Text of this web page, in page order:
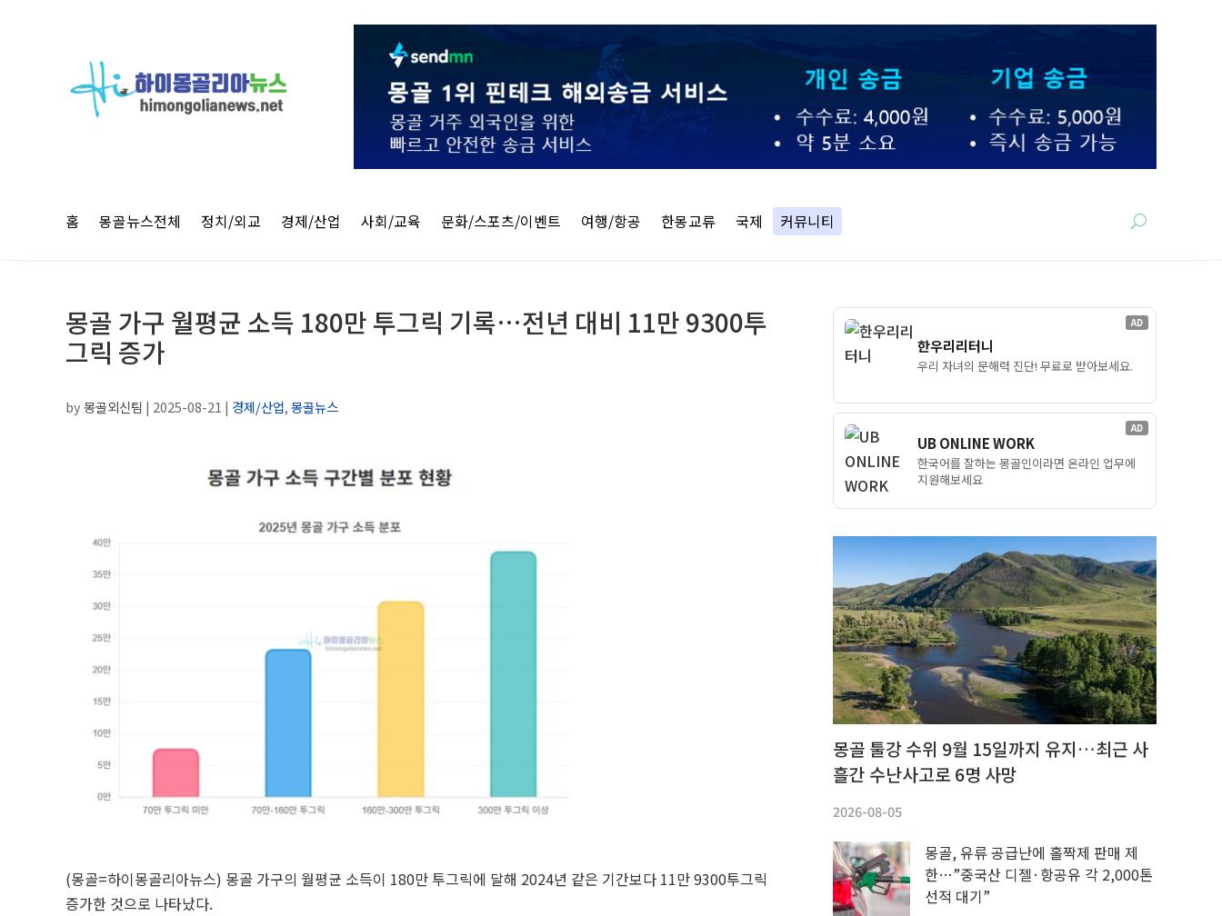
홈 몽골뉴스전체 정치/외교 경제/산업 사회/교육 문화/스포츠/이벤트 여행/항공 한몽교류 국제 커뮤니티
몽골 가구 월평균 소득 180만 투그릭 기록…전년 대비 11만 9300투
그릭 증가
by몽골외신팀 | 2025-08-21 | 경제/산업,몽골뉴스
(몽골=하이몽골리아뉴스) 몽골 가구의 월평균 소득이 180만 투그릭에 달해 2024년 같은 기간보다 11만 9300투그릭
증가한 것으로 나타났다.
AD
한우리리터니
우리 자녀의 문해력 진단! 무료로 받아보세요.
AD
UB ONLINE WORK
한국어를 잘하는 몽골인이라면 온라인 업무에
지원해보세요
몽골 툴강 수위 9월 15일까지 유지…최근 사
흘간 수난사고로 6명 사망
2026-08-05
몽골, 유류 공급난에 홀짝제 판매 제
한…”중국산 디젤·항공유 각 2,000톤
선적 대기”